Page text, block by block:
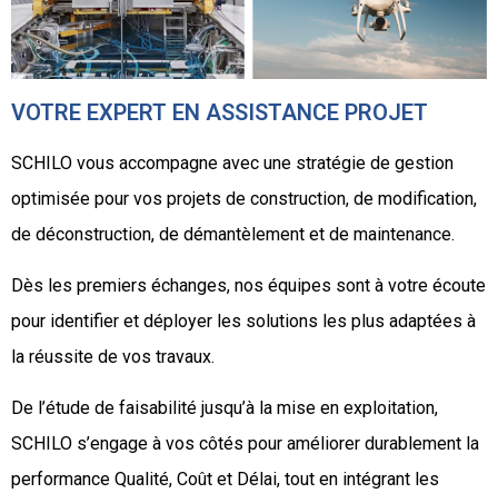
VOTRE EXPERT EN ASSISTANCE PROJET
SCHILO vous accompagne avec une stratégie de gestion
optimisée pour vos projets de construction, de modification,
de déconstruction, de démantèlement et de maintenance.
Dès les premiers échanges, nos équipes sont à votre écoute
pour identifier et déployer les solutions les plus adaptées à
la réussite de vos travaux.
De l’étude de faisabilité jusqu’à la mise en exploitation,
SCHILO s’engage à vos côtés pour améliorer durablement la
performance Qualité, Coût et Délai, tout en intégrant les